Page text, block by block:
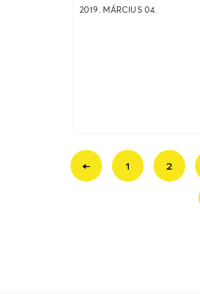
2019. MÁRCIUS 04.
← 1 2